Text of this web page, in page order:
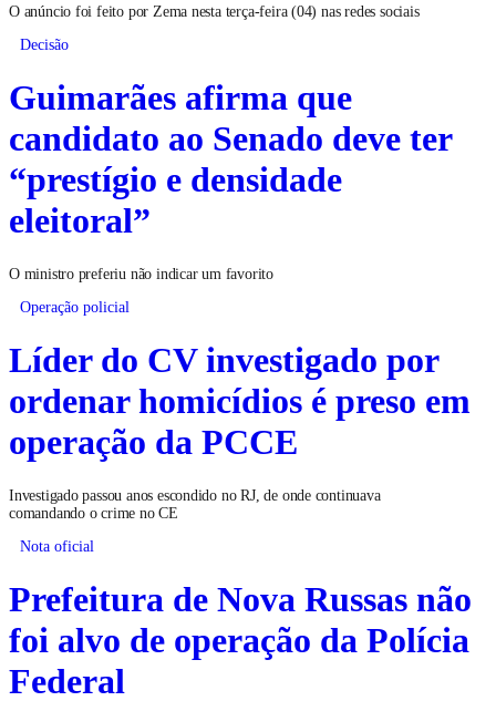
O anúncio foi feito por Zema nesta terça-feira (04) nas redes sociais
Decisão
Guimarães afirma que
candidato ao Senado deve ter
“prestígio e densidade
eleitoral”
O ministro preferiu não indicar um favorito
Operação policial
Líder do CV investigado por
ordenar homicídios é preso em
operação da PCCE
Investigado passou anos escondido no RJ, de onde continuava
comandando o crime no CE
Nota oficial
Prefeitura de Nova Russas não
foi alvo de operação da Polícia
Federal